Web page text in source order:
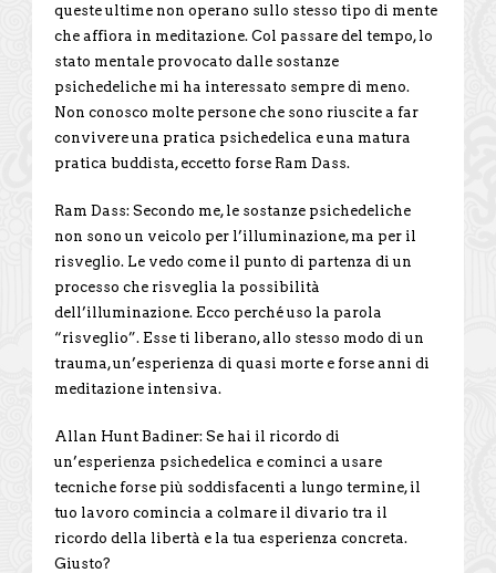
queste ultime non operano sullo stesso tipo di mente
che affiora in meditazione. Col passare del tempo, lo
stato mentale provocato dalle sostanze
psichedeliche mi ha interessato sempre di meno.
Non conosco molte persone che sono riuscite a far
convivere una pratica psichedelica e una matura
pratica buddista, eccetto forse Ram Dass.
Ram Dass: Secondo me, le sostanze psichedeliche
non sono un veicolo per l’illuminazione, ma per il
risveglio. Le vedo come il punto di partenza di un
processo che risveglia la possibilità
dell’illuminazione. Ecco perché uso la parola
“risveglio”. Esse ti liberano, allo stesso modo di un
trauma, un’esperienza di quasi morte e forse anni di
meditazione intensiva.
Allan Hunt Badiner: Se hai il ricordo di
un’esperienza psichedelica e cominci a usare
tecniche forse più soddisfacenti a lungo termine, il
tuo lavoro comincia a colmare il divario tra il
ricordo della libertà e la tua esperienza concreta.
Giusto?